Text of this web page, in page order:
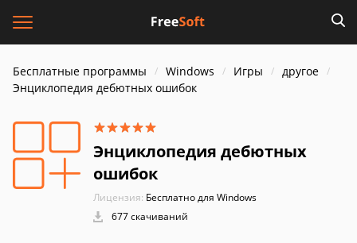
Бесплатные программы Windows Игры
другое
Энциклопедия дебютных ошибок
Энциклопедия дебютных
ошибок
Лицензия: Бесплатно для Windows
677 скачиваний